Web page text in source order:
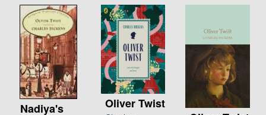
Nadiya's Oliver Twist